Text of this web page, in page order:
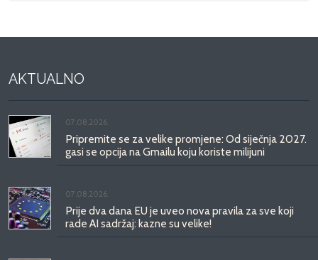
AKTUALNO
07.08.2026.
Pripremite se za velike promjene: Od siječnja 2027.
gasi se opcija na Gmailu koju koriste milijuni
07.08.2026.
Prije dva dana EU je uveo nova pravila za sve koji
rade AI sadržaj: kazne su velike!